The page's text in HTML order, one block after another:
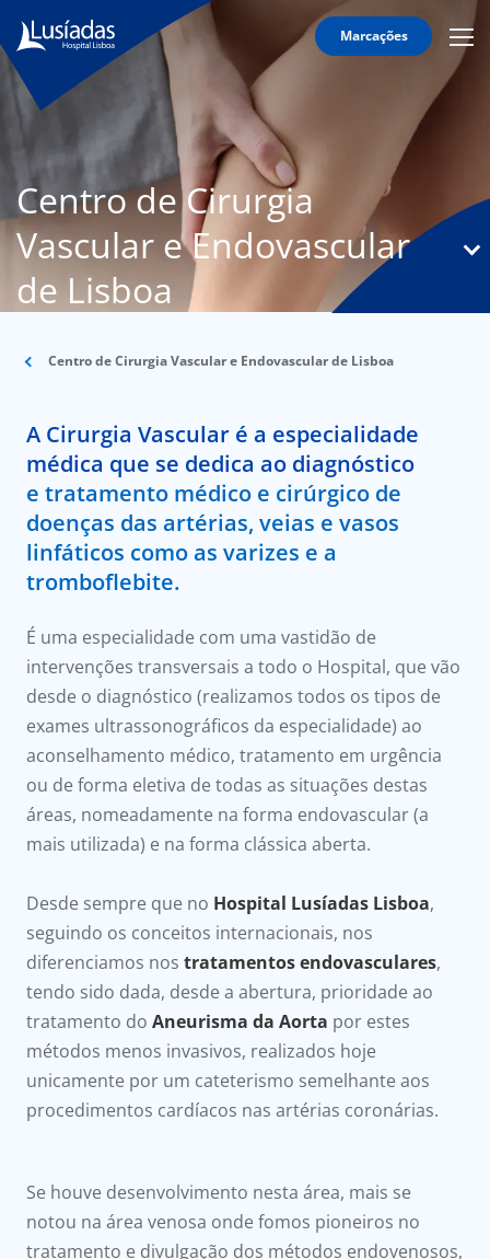
Marcações
Icon
O
Hospital
Clínico
Especialidades
Serviços
Informação
Útil
Sport
a nós
EN
Centro de Cirurgia
Vascular e Endovascular
de Lisboa
Centro de Cirurgia Vascular e Endovascular de Lisboa
A Cirurgia Vascular é a especialidade
médica que se dedica ao diagnóstico
e tratamento médico e cirúrgico de
doenças das artérias, veias e vasos
linfáticos como as varizes e a
tromboflebite.
É uma especialidade com uma vastidão de
intervenções transversais a todo o Hospital, que vão
desde o diagnóstico (realizamos todos os tipos de
exames ultrassonográficos da especialidade) ao
aconselhamento médico, tratamento em urgência
ou de forma eletiva de todas as situações destas
áreas, nomeadamente na forma endovascular (a
mais utilizada) e na forma clássica aberta.
Desde sempre que no Hospital Lusíadas Lisboa,
seguindo os conceitos internacionais, nos
diferenciamos nos tratamentos endovasculares,
tendo sido dada, desde a abertura, prioridade ao
tratamento do Aneurisma da Aorta por estes
métodos menos invasivos, realizados hoje
unicamente por um cateterismo semelhante aos
procedimentos cardíacos nas artérias coronárias.
Se houve desenvolvimento nesta área, mais se
notou na área venosa onde fomos pioneiros no
tratamento e divulgação dos métodos endovenosos,